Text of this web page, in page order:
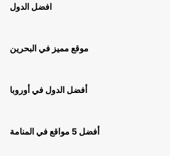
افضل الدول
موقع مميز في البحرين
أفضل الدول في أوروبا
أفضل 5 مواقع في المنامة